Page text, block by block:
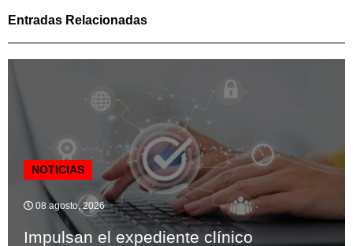
Entradas Relacionadas
NOTICIAS
08 agosto, 2026
Impulsan el expediente clínico